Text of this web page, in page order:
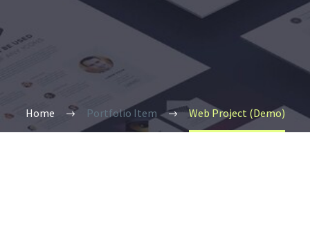
Home Portfolio Item Web Project (Demo)